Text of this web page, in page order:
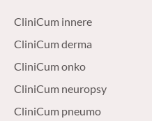
CliniCum innere
CliniCum derma
CliniCum onko
CliniCum neuropsy
CliniCum pneumo